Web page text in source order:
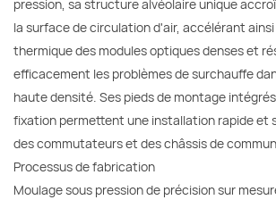
pression, sa structure alvéolaire unique
la surface de circulation d'air, accélérant
thermique des modules optiques denses et
efficacement les problèmes de surchauffe
haute densité. Ses pieds de montage
fixation permettent une installation rapide et
des commutateurs et des châssis de
Processus de fabrication
Moulage sous pression de précision sur